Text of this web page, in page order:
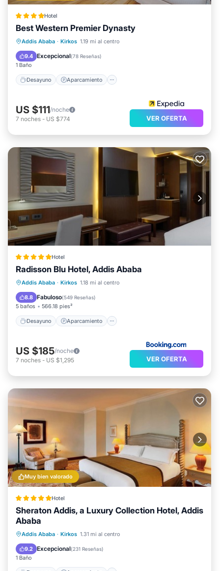
Hotel
Best Western Premier Dynasty
Addis Ababa · Kirkos 1.19 mi al centro
9.4 Excepcional(78 Reseñas)
1 Baño
Desayuno Aparcamiento
Desayuno Aparcamiento
Spa
US $111/noche
7 noches - US $774 VER OFERTA
Hotel
Radisson Blu Hotel, Addis Ababa
Addis Ababa · Kirkos 1.18 mi al centro
8.8 Fabuloso(549 Reseñas)
5 baños 566.18 pies²
Desayuno Aparcamiento
Desayuno Aparcamiento
Balcón/Terraza
US $185/noche
7 noches - US $1,295 VER OFERTA
Muy bien valorado
Hotel
Sheraton Addis, a Luxury Collection Hotel, Addis
Ababa
Addis Ababa · Kirkos 1.31 mi al centro
9.2 Excepcional(231 Reseñas)
1 Baño
Desayuno Aparcamiento
Spa